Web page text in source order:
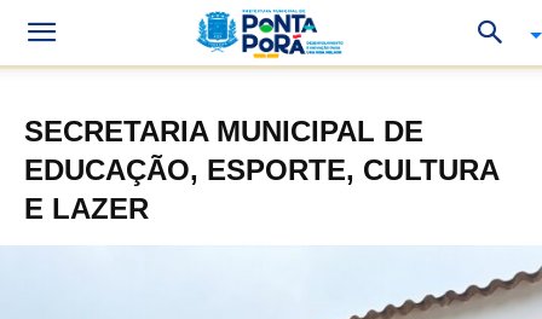
SECRETARIA MUNICIPAL DE
EDUCAÇÃO, ESPORTE, CULTURA
E LAZER